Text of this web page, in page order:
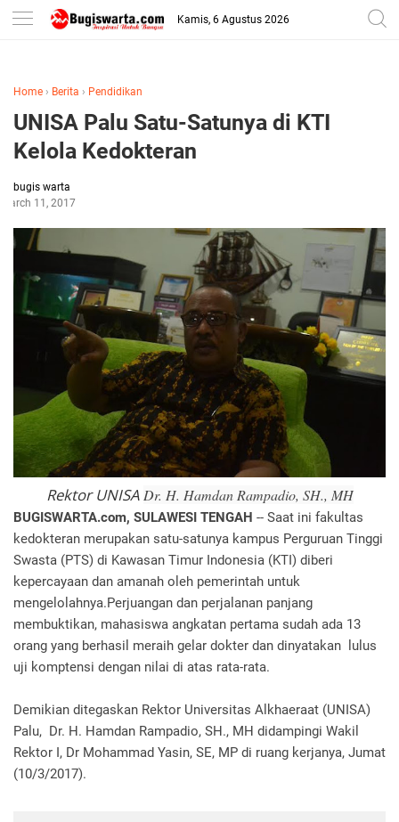
-->
Kamis, 6 Agustus 2026
Home › Berita › Pendidikan
UNISA Palu Satu-Satunya di KTI
Kelola Kedokteran
bugis warta
March 11, 2017
Rektor UNISA Dr. H. Hamdan Rampadio, SH., MH
BUGISWARTA.com, SULAWESI TENGAH -- Saat ini fakultas
kedokteran merupakan satu-satunya kampus Perguruan Tinggi
Swasta (PTS) di Kawasan Timur Indonesia (KTI) diberi
kepercayaan dan amanah oleh pemerintah untuk
mengelolahnya.Perjuangan dan perjalanan panjang
membuktikan, mahasiswa angkatan pertama sudah ada 13
orang yang berhasil meraih gelar dokter dan dinyatakan lulus
uji komptensi dengan nilai di atas rata-rata.
Demikian ditegaskan Rektor Universitas Alkhaeraat (UNISA)
Palu, Dr. H. Hamdan Rampadio, SH., MH didampingi Wakil
Rektor I, Dr Mohammad Yasin, SE, MP di ruang kerjanya, Jumat
(10/3/2017).